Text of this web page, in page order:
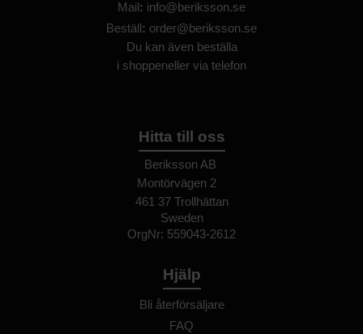
Mail : info@beriksson.se
Beställ : order@beriksson.se
Du kan även beställa
i shoppeneller via telefon
Hitta till oss
Beriksson AB
Montörvägen 2
461 37 Trollhättan
Sweden
OrgNr: 559043-2612
Hjälp
Bli återförsäljare
FAQ